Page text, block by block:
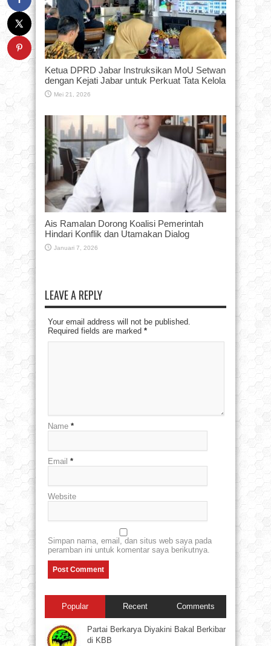
Ketua DPRD Jabar Instruksikan MoU Setwan
dengan Kejati Jabar untuk Perkuat Tata Kelola
Mei 21, 2026
Ais Ramalan Dorong Koalisi Pemerintah
Hindari Konflik dan Utamakan Dialog
Januari 7, 2026
LEAVE A REPLY
Your email address will not be published.
Required fields are marked *
Name *
Email *
Website
Simpan nama, email, dan situs web saya pada
peramban ini untuk komentar saya berikutnya.
Popular Recent Comments
Partai Berkarya Diyakini Bakal Berkibar
di KBB